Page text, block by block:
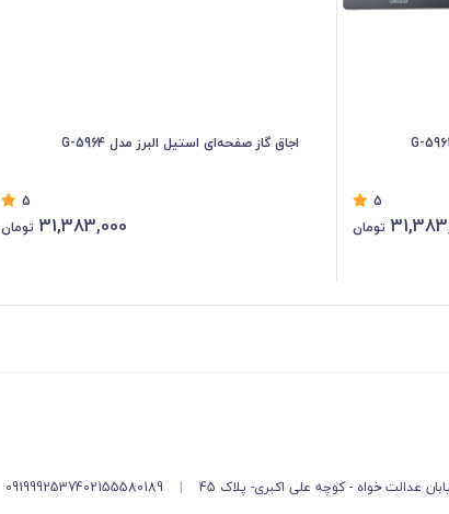
5
تومان
اجاق گاز صفحه‌ای استیل البرز مدل G-5964
5
31,383,000 تومان
عدالت خواه - کوچه علی اکبری- پلاک 45 |
02155580189
09199925374